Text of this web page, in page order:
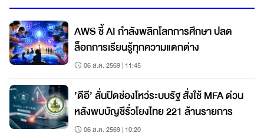
AWS ชี้ AI กำลังพลิกโลกการศึกษา ปลด
ล็อกการเรียนรู้ทุกความแตกต่าง
06 ส.ค. 2569 | 11:45
’ดีอี’ ลั่นปิดช่องโหว่ระบบรัฐ สั่งใช้ MFA ด่วน
หลังพบบัญชีรั่วโยงไทย 221 ล้านรายการ
06 ส.ค. 2569 | 10:20